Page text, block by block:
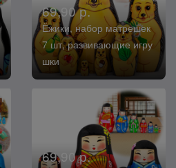
69,90 р.
Ёжики, набор матрешек
7 шт, развивающие игру
шки
69,90 р.